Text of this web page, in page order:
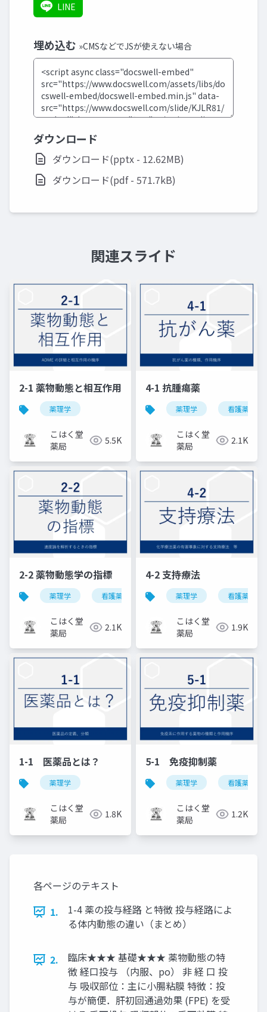
LINE
埋め込む »CMSなどでJSが使えない場合
ダウンロード
ダウンロード(pptx - 12.62MB)
ダウンロード(pdf - 571.7kB)
関連スライド
2-1 薬物動態と相互作用
薬理学
こはく堂
薬局
5.5K
4-1 抗腫瘍薬
薬理学 看護薬理学
こはく堂
薬局
2.1K
2-2 薬物動態学の指標
薬理学 看護薬理学
こはく堂
薬局
2.1K
4-2 支持療法
薬理学 看護薬理学
こはく堂
薬局
1.9K
1-1 医薬品とは？
薬理学
こはく堂
薬局
1.8K
5-1 免疫抑制薬
薬理学 看護薬理学
こはく堂
薬局
1.2K
各ページのテキスト
1.
1-4 薬の投与経路 と特徴 投与経路によ
る体内動態の違い（まとめ）
2.
臨床★★★ 基礎★★★ 薬物動態の特
徴 経口投与 （内服、po） 非 経 口 投
与 吸収部位：主に小腸粘膜 特徴：投
与が簡便．肝初回通過効果 (FPE) を受